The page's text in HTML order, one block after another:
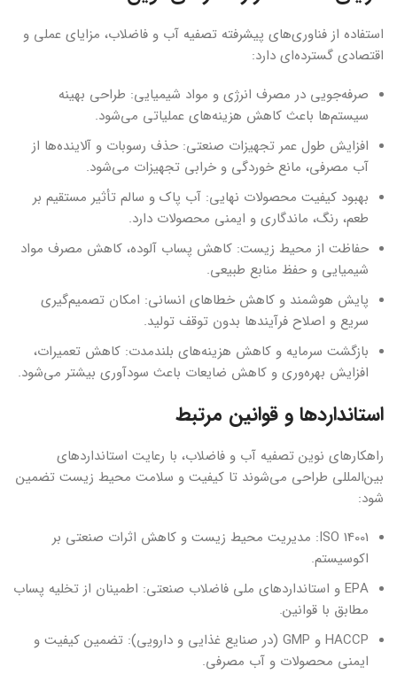
استفاده از فناوری‌های پیشرفته تصفیه آب و فاضلاب، مزایای عملی و
اقتصادی گسترده‌ای دارد:
صرفه‌جویی در مصرف انرژی و مواد شیمیایی: طراحی بهینه
سیستم‌ها باعث کاهش هزینه‌های عملیاتی می‌شود.
افزایش طول عمر تجهیزات صنعتی: حذف رسوبات و آلاینده‌ها از
آب مصرفی، مانع خوردگی و خرابی تجهیزات می‌شود.
بهبود کیفیت محصولات نهایی: آب پاک و سالم تأثیر مستقیم بر
طعم، رنگ، ماندگاری و ایمنی محصولات دارد.
حفاظت از محیط زیست: کاهش پساب آلوده، کاهش مصرف مواد
شیمیایی و حفظ منابع طبیعی.
پایش هوشمند و کاهش خطاهای انسانی: امکان تصمیم‌گیری
سریع و اصلاح فرآیندها بدون توقف تولید.
بازگشت سرمایه و کاهش هزینه‌های بلندمدت: کاهش تعمیرات،
افزایش بهره‌وری و کاهش ضایعات باعث سودآوری بیشتر می‌شود.
استانداردها و قوانین مرتبط
راهکارهای نوین تصفیه آب و فاضلاب، با رعایت استانداردهای
بین‌المللی طراحی می‌شوند تا کیفیت و سلامت محیط زیست تضمین
شود:
ISO 14001: مدیریت محیط زیست و کاهش اثرات صنعتی بر
اکوسیستم.
EPA و استانداردهای ملی فاضلاب صنعتی: اطمینان از تخلیه پساب
مطابق با قوانین.
HACCP و GMP (در صنایع غذایی و دارویی): تضمین کیفیت و
ایمنی محصولات و آب مصرفی.